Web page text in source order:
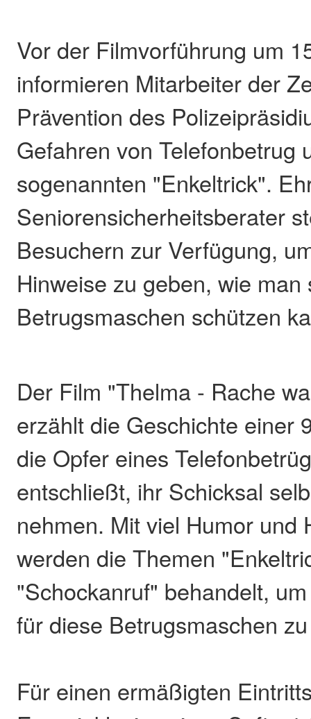
Vor der Filmvorführung um
informieren Mitarbeiter der
Prävention des
Gefahren von Telefonbetrug
sogenannten "Enkeltrick".
Seniorensicherheitsberater
Besuchern zur Verfügung,
Hinweise zu geben, wie
Betrugsmaschen schützen
Der Film "Thelma - Rache
erzählt die Geschichte einer
die Opfer eines
entschließt, ihr Schicksal
nehmen. Mit viel Humor und
werden die Themen
"Schockanruf" behandelt,
für diese Betrugsmaschen
Für einen ermäßigten